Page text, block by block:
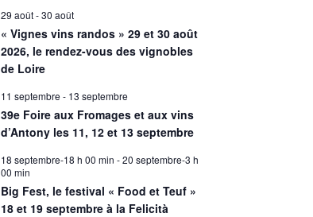
29 août-30 août
« Vignes vins randos » 29 et 30 août
2026, le rendez-vous des vignobles
de Loire
11 septembre - 13 septembre
39e Foire aux Fromages et aux vins
d’Antony les 11, 12 et 13 septembre
18 septembre-18 h 00 min -20 septembre-3 h
00 min
Big Fest, le festival « Food et Teuf »
18 et 19 septembre à la Felicità